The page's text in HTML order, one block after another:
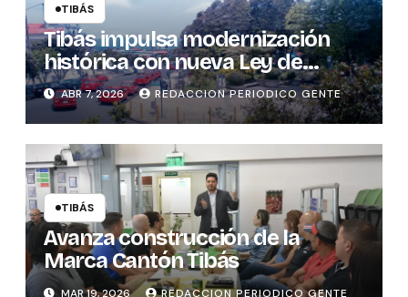
TIBÁS
Tibás impulsa modernización
histórica con nueva Ley de
Patentes
ABR 7, 2026 REDACCION PERIODICO GENTE
TIBÁS
Avanza construcción de la
Marca Cantón Tibás
MAR 19, 2026 REDACCION PERIODICO GENTE